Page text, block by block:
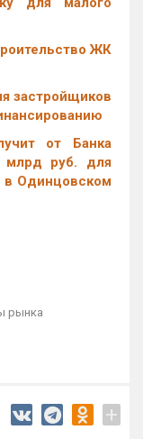
ЖК
застройщиков
от Банка
руб. для
в Одинцовском
рынка
+